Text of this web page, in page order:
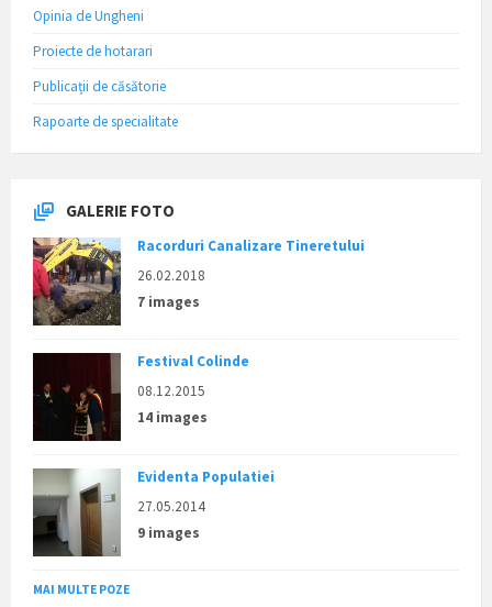
Opinia de Ungheni
Proiecte de hotarari
Publicații de căsătorie
Rapoarte de specialitate
GALERIE FOTO
Racorduri Canalizare Tineretului
26.02.2018
7 images
Festival Colinde
08.12.2015
14 images
Evidenta Populatiei
27.05.2014
9 images
MAI MULTE POZE